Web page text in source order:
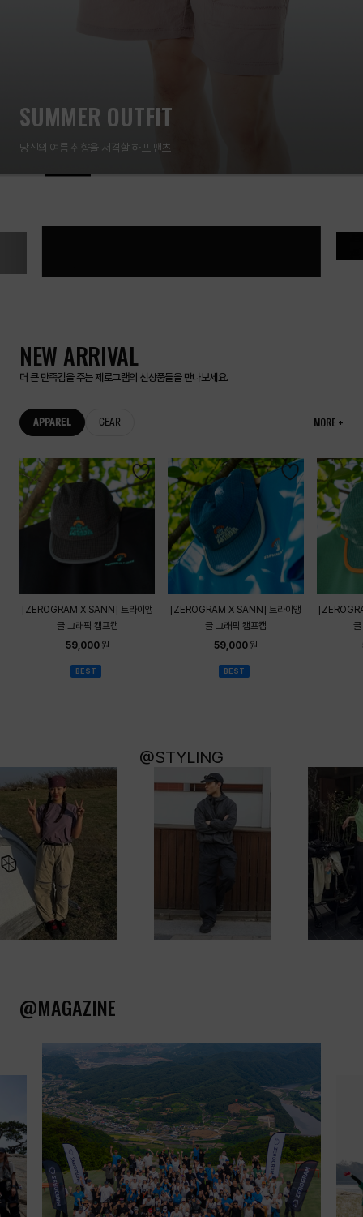
SUMMER OUTFIT
당신의 여름 취향을 저격할 하프 팬츠
NEW ARRIVAL
더 큰 만족감을 주는 제로그램의 신상품들을 만나보세요.
APPAREL GEAR MORE +
[ZEROGRAM X SANN] 트라이앵
글 그래픽 캠프캡
59,000원
BEST
[ZEROGRAM X SANN] 트라이앵
글 그래픽 캠프캡
59,000원
BEST
@STYLING
@MAGAZINE